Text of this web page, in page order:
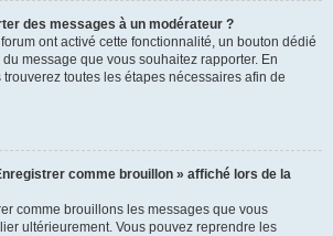
des messages à un modérateur ?
ont activé cette fonctionnalité, un bouton dédié
message que vous souhaitez rapporter. En
toutes les étapes nécessaires afin de
comme brouillon » affiché lors de la
comme brouillons les messages que vous
ultérieurement. Vous pouvez reprendre les